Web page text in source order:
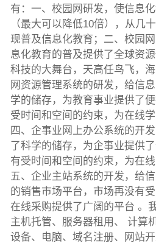
有：一、校园网研发，使信息
（最大可以降低10倍），从几
现普及信息化教育；二、校园
息化教育的普及提供了全球资
科技的大舞台，天高任鸟飞，
网资源管理系统的研发，给信
学的储存，为教育事业提供了
受时间和空间的约束，为在线
四、企事业网上办公系统的开
了科学的储存，为企事业提供
有受时间和空间的约束，为在
五、企业主站系统的开发，给
的销售市场平台，市场再没有
在线采购提供了广阔的平台 。
主机托管、服务器租用、 计算
设备、电脑、域名注册、网站